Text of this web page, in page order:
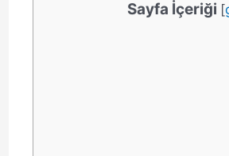
Sayfa İçeriği [